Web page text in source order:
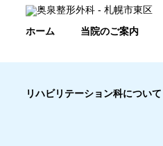
ホーム 当院のご案内
リハビリテーション科について